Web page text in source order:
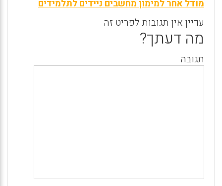
מודל אחר למימון מחשבים ניידים לתלמידים
עדיין אין תגובות לפריט זה
מה דעתך?
תגובה